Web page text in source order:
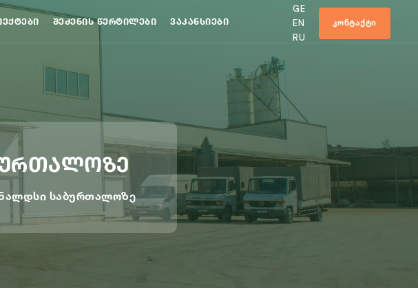
ᲨᲔᲫᲔᲜᲘᲡ ᲬᲔᲠᲢᲘᲚᲔᲑᲘ ᲕᲐᲙᲐᲜᲡᲘᲔᲑᲘ
GE
EN
RU
ᲙᲝᲜᲢᲐᲥᲢᲘ
Საბურთალოზე